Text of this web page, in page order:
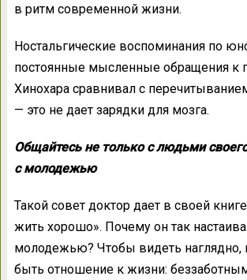
в ритм современной жизни.
Ностальгические воспоминания по
постоянные мысленные обращения к
Хинохара сравнивал с
— это не дает зарядки для мозга.
Общайтесь не только с людьми
с молодежью
Такой совет доктор дает в своей
жить хорошо». Почему он так
молодежью? Чтобы видеть
быть отношение к жизни: